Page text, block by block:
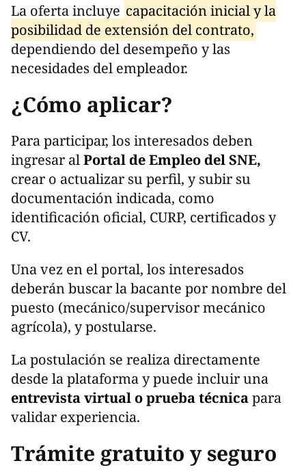
La oferta incluye capacitación inicial y la
posibilidad de extensión del contrato,
dependiendo del desempeño y las
necesidades del empleador.
¿Cómo aplicar?
Para participar, los interesados deben
ingresar alPortal de Empleo del SNE,
crear o actualizar su perfil, y subir su
documentación indicada, como
identificación oficial, CURP, certificados y
CV.
Una vez en el portal, los interesados
deberán buscar la bacante por nombre del
puesto (mecánico/supervisor mecánico
agrícola), y postularse.
La postulación se realiza directamente
desde la plataforma y puede incluir una
entrevista virtual o prueba técnicapara
validar experiencia.
Trámite gratuito y seguro